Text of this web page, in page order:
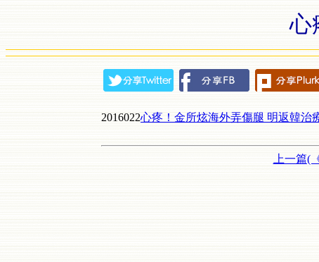
心
2016022心疼！金所炫海外弄傷腿 明返韓治
上一篇(